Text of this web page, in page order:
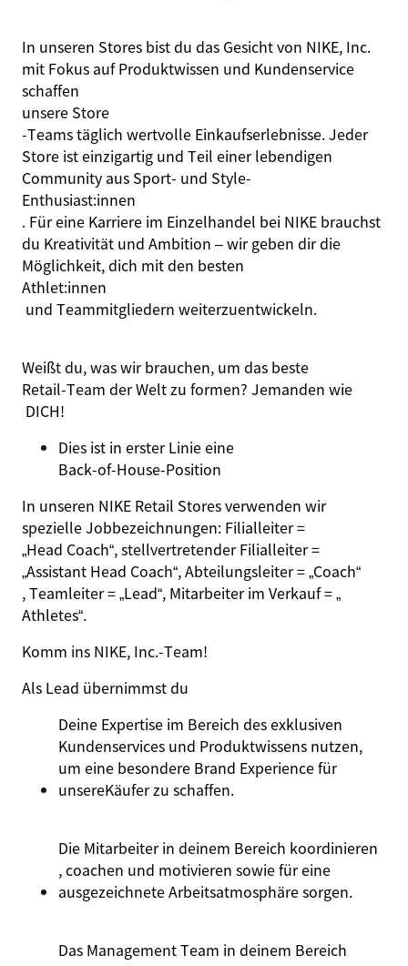
In unseren Stores bist du das Gesicht von NIKE, Inc.
mit Fokus auf Produktwissen und Kundenservice
schaffen
unsere Store
‑Teams täglich wertvolle Einkaufserlebnisse. Jeder
Store ist einzigartig und Teil einer lebendigen
Community aus Sport‑ und Style‑
Enthusiast:innen
. Für eine Karriere im Einzelhandel bei NIKE brauchst
du Kreativität und Ambition – wir geben dir die
Möglichkeit, dich mit den besten
Athlet:innen
und Teammitgliedern weiterzuentwickeln.
Weißt du, was wir brauchen, um das beste
Retail‑Team der Welt zu formen? Jemanden wie
DICH!
Dies ist in erster Linie eine
Back‑of‑House‑Position
In unseren NIKE Retail Stores verwenden wir
spezielle Jobbezeichnungen: Filialleiter =
„Head Coach“, stellvertretender Filialleiter =
„Assistant Head Coach“, Abteilungsleiter =„Coach“
, Teamleiter =„Lead“, Mitarbeiter im Verkauf =„
Athletes“.
Komm ins NIKE, Inc.‑Team!
Als Lead übernimmst du
Deine Expertise im Bereich desexklusiven
Kundenservices und Produktwissens nutzen,
um eine besondere Brand Experiencefür
unsereKäuferzu schaffen.
Die Mitarbeiterin deinem Bereich koordinieren
, coachen und motivieren sowiefüreine
ausgezeichneteArbeitsatmosphäresorgen.
Das Management Team in deinem Bereich